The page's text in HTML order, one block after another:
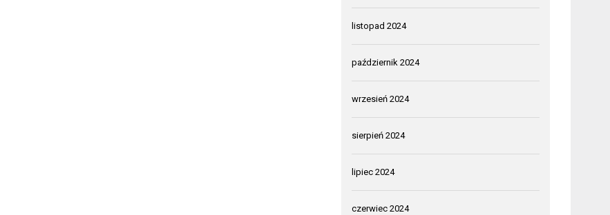
listopad 2024
październik 2024
wrzesień 2024
sierpień 2024
lipiec 2024
czerwiec 2024